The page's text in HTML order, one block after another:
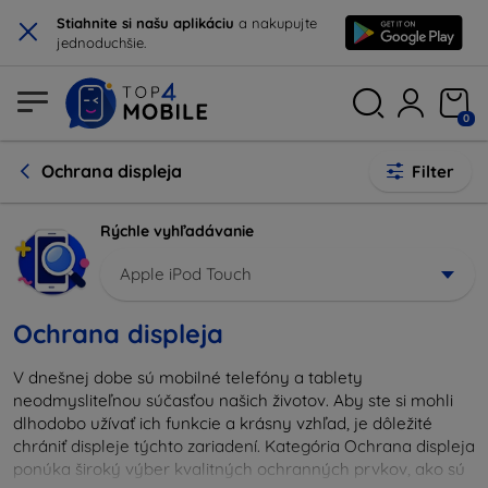
× Stiahnite si našu aplikáciu a nakupujte
jednoduchšie.
0
Ochrana displeja Filter
Rýchle vyhľadávanie
Apple iPod Touch
Ochrana displeja
V dnešnej dobe sú mobilné telefóny a tablety
neodmysliteľnou súčasťou našich životov. Aby ste si mohli
dlhodobo užívať ich funkcie a krásny vzhľad, je dôležité
chrániť displeje týchto zariadení. Kategória Ochrana displeja
ponúka široký výber kvalitných ochranných prvkov, ako sú